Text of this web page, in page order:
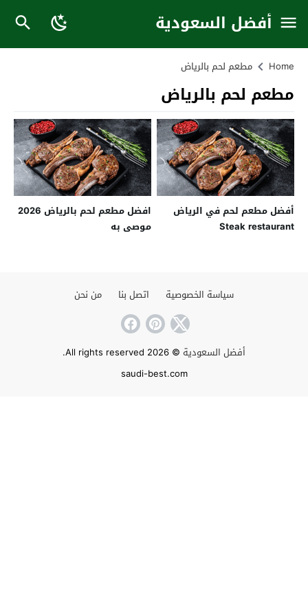
أفضل السعودية
Home مطعم لحم بالرياض
مطعم لحم بالرياض
أفضل مطعم لحم في الرياض
Steak restaurant
افضل مطعم لحم بالرياض 2026
موصى به
سياسة الخصوصية اتصل بنا من نحن
أفضل السعودية © 2026 All rights reserved.
saudi-best.com